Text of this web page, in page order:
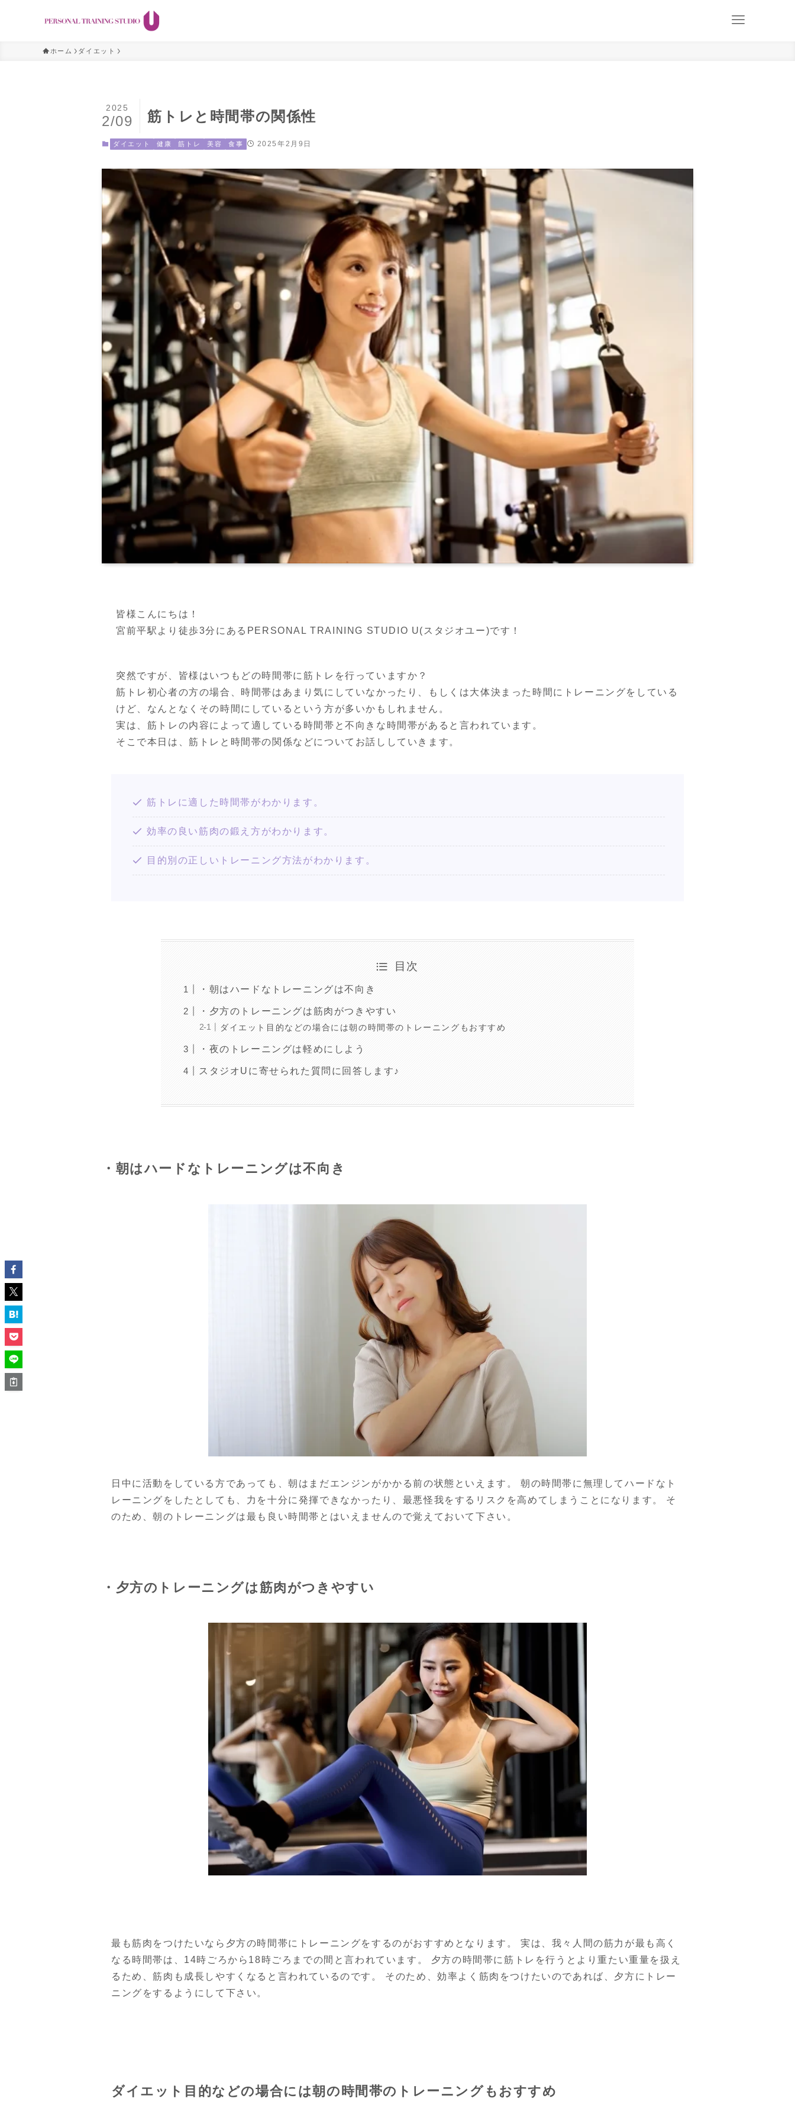
ホーム ダイエット
筋トレと時間帯の関係性
2025
2/09
ダイエット 健康 筋トレ 美容 食事 2025年2月9日
皆様こんにちは！
宮前平駅より徒歩3分にあるPERSONAL TRAINING STUDIO U(スタジオユー)です！
突然ですが、皆様はいつもどの時間帯に筋トレを行っていますか？
筋トレ初心者の方の場合、時間帯はあまり気にしていなかったり、もしくは大体決まった時間にトレーニングをしている
けど、なんとなくその時間にしているという方が多いかもしれません。
実は、筋トレの内容によって適している時間帯と不向きな時間帯があると言われています。
そこで本日は、筋トレと時間帯の関係などについてお話ししていきます。
筋トレに適した時間帯がわかります。
効率の良い筋肉の鍛え方がわかります。
目的別の正しいトレーニング方法がわかります。
目次
・朝はハードなトレーニングは不向き
・夕方のトレーニングは筋肉がつきやすい
ダイエット目的などの場合には朝の時間帯のトレーニングもおすすめ
・夜のトレーニングは軽めにしよう
スタジオUに寄せられた質問に回答します♪
・朝はハードなトレーニングは不向き
日中に活動をしている方であっても、朝はまだエンジンがかかる前の状態といえます。 朝の時間帯に無理してハードなト
レーニングをしたとしても、力を十分に発揮できなかったり、最悪怪我をするリスクを高めてしまうことになります。 そ
のため、朝のトレーニングは最も良い時間帯とはいえませんので覚えておいて下さい。
・夕方のトレーニングは筋肉がつきやすい
最も筋肉をつけたいなら夕方の時間帯にトレーニングをするのがおすすめとなります。 実は、我々人間の筋力が最も高く
なる時間帯は、14時ごろから18時ごろまでの間と言われています。 夕方の時間帯に筋トレを行うとより重たい重量を扱え
るため、筋肉も成長しやすくなると言われているのです。 そのため、効率よく筋肉をつけたいのであれば、夕方にトレー
ニングをするようにして下さい。
ダイエット目的などの場合には朝の時間帯のトレーニングもおすすめ